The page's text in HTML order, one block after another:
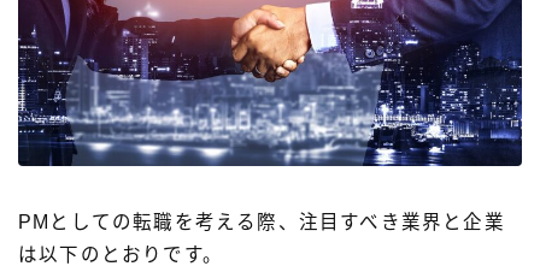
PMとしての転職を考える際、注目すべき業界と企業
は以下のとおりです。